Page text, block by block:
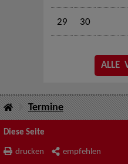
29 30
ALLE
Termine
Diese Seite
drucken empfehlen